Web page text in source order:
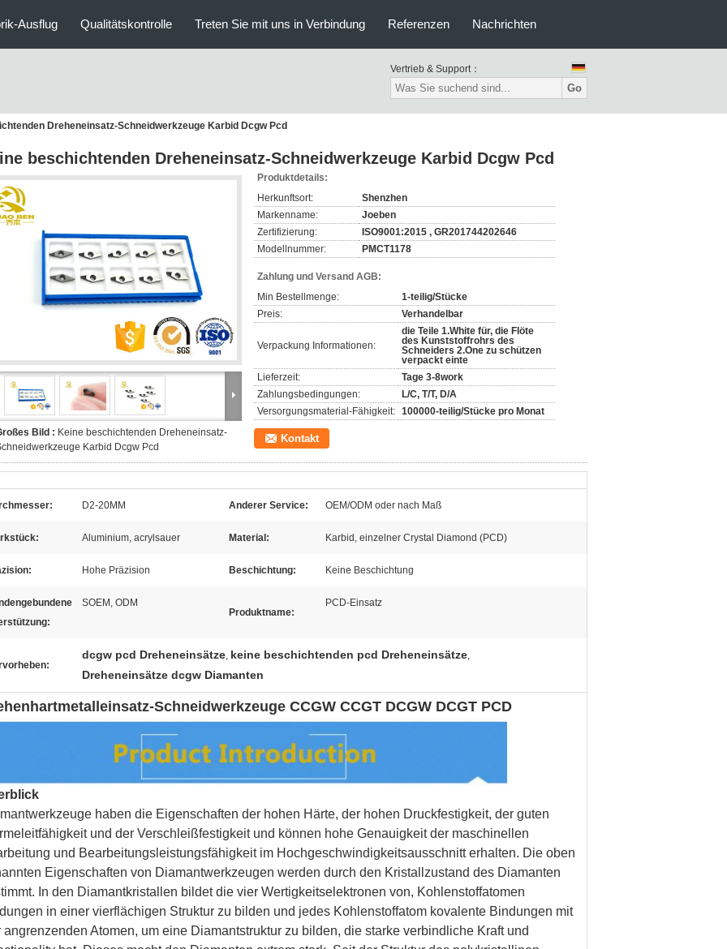
Ausflug Qualitätskontrolle Treten Sie mit uns in Verbindung Referenzen Nachrichten
Vertrieb & Support：
Go
Dreheneinsatz-Schneidwerkzeuge Karbid Dcgw Pcd
beschichtenden Dreheneinsatz-Schneidwerkzeuge Karbid Dcgw Pcd
Bild : Keine beschichtenden Dreheneinsatz-
Karbid Dcgw Pcd
Produktdetails:
Herkunftsort:
Shenzhen
Markenname:
Joeben
Zertifizierung:
ISO9001:2015 , GR201744202646
Modellnummer:
PMCT1178
Zahlung und Versand AGB:
Min Bestellmenge:
1-teilig/Stücke
Preis:
Verhandelbar
Verpackung Informationen:
die Teile 1.White für, die Flöte
des Kunststoffrohrs des
Schneiders 2.One zu schützen
verpackt einte
Lieferzeit:
Tage 3-8work
Zahlungsbedingungen:
L/C, T/T, D/A
Versorgungsmaterial-Fähigkeit: 100000-teilig/Stücke pro Monat
Kontakt
D2-20MM Anderer Service: OEM/ODM oder nach Maß
Aluminium, acrylsauer Material: Karbid, einzelner Crystal Diamond (PCD)
Hohe Präzision Beschichtung: Keine Beschichtung
SOEM, ODM
Produktname:
PCD-Einsatz
dcgw pcd Dreheneinsätze, keine beschichtenden pcd Dreheneinsätze,
Dreheneinsätze dcgw Diamanten
Schneidwerkzeuge CCGW CCGT DCGW DCGT PCD
haben die Eigenschaften der hohen Härte, der hohen Druckfestigkeit, der guten
und der Verschleißfestigkeit und können hohe Genauigkeit der maschinellen
und Bearbeitungsleistungsfähigkeit im Hochgeschwindigkeitsausschnitt erhalten. Die oben
Eigenschaften von Diamantwerkzeugen werden durch den Kristallzustand des Diamanten
In den Diamantkristallen bildet die vier Wertigkeitselektronen von, Kohlenstoffatomen
in einer vierflächigen Struktur zu bilden und jedes Kohlenstoffatom kovalente Bindungen mit
angrenzenden Atomen, um eine Diamantstruktur zu bilden, die starke verbindliche Kraft und